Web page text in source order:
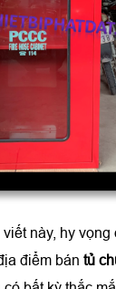
viết này, hy
điểm bán tủ